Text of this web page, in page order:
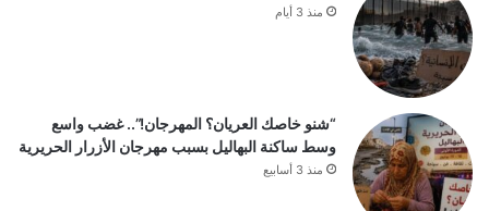
منذ 3 أيام
“شنو خاصك العريان؟ المهرجان!”.. غضب واسع
وسط ساكنة البهاليل بسبب مهرجان الأزرار الحريرية
منذ 3 أسابيع